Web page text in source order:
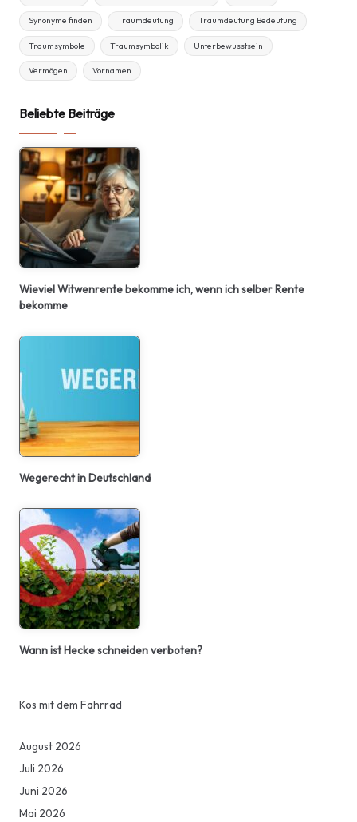
Synonyme finden Traumdeutung Traumdeutung Bedeutung
Traumsymbole Traumsymbolik Unterbewusstsein
Vermögen Vornamen
Beliebte Beiträge
Wieviel Witwenrente bekomme ich, wenn ich selber Rente
bekomme
Wegerecht in Deutschland
Wann ist Hecke schneiden verboten?
Kos mit dem Fahrrad
August 2026
Juli 2026
Juni 2026
Mai 2026